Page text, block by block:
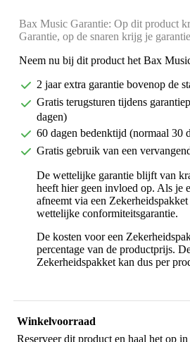
Bax Music Garantie: Op dit product
Garantie, op de snaren krijg je
Neem nu bij dit product het Bax
2 jaar extra garantie bovenop de
Gratis terugsturen tijdens
dagen)
60 dagen bedenktijd (normaal 30
Gratis gebruik van een
De wettelijke garantie blijft van
heeft hier geen invloed op. Als je
afneemt via een
wettelijke conformiteitsgarantie.
De kosten voor een
percentage van de productprijs.
Zekerheidspakket kan dus per
Winkelvoorraad
Reserveer dit product en haal het op